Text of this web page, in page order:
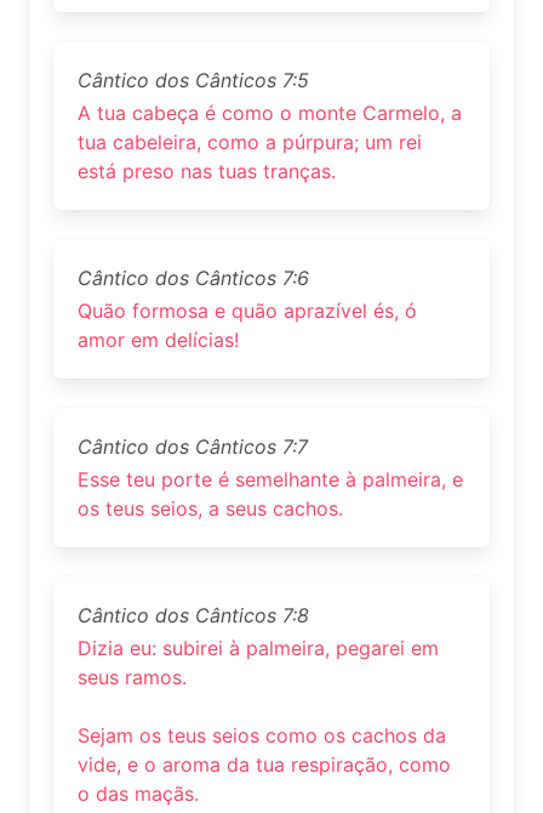
Cântico dos Cânticos 7:5
A tua cabeça é como o monte Carmelo, a
tua cabeleira, como a púrpura; um rei
está preso nas tuas tranças.
Cântico dos Cânticos 7:6
Quão formosa e quão aprazível és, ó
amor em delícias!
Cântico dos Cânticos 7:7
Esse teu porte é semelhante à palmeira, e
os teus seios, a seus cachos.
Cântico dos Cânticos 7:8
Dizia eu: subirei à palmeira, pegarei em
seus ramos.
Sejam os teus seios como os cachos da
vide, e o aroma da tua respiração, como
o das maçãs.